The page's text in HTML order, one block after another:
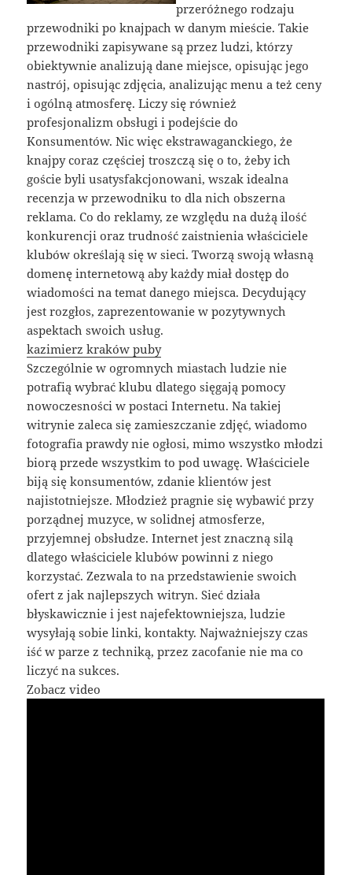
przeróżnego rodzaju
przewodniki po knajpach w danym mieście. Takie
przewodniki zapisywane są przez ludzi, którzy
obiektywnie analizują dane miejsce, opisując jego
nastrój, opisując zdjęcia, analizując menu a też ceny
i ogólną atmosferę. Liczy się również
profesjonalizm obsługi i podejście do
Konsumentów. Nic więc ekstrawaganckiego, że
knajpy coraz częściej troszczą się o to, żeby ich
goście byli usatysfakcjonowani, wszak idealna
recenzja w przewodniku to dla nich obszerna
reklama. Co do reklamy, ze względu na dużą ilość
konkurencji oraz trudność zaistnienia właściciele
klubów określają się w sieci. Tworzą swoją własną
domenę internetową aby każdy miał dostęp do
wiadomości na temat danego miejsca. Decydujący
jest rozgłos, zaprezentowanie w pozytywnych
aspektach swoich usług.
kazimierz kraków puby
Szczególnie w ogromnych miastach ludzie nie
potrafią wybrać klubu dlatego sięgają pomocy
nowoczesności w postaci Internetu. Na takiej
witrynie zaleca się zamieszczanie zdjęć, wiadomo
fotografia prawdy nie ogłosi, mimo wszystko młodzi
biorą przede wszystkim to pod uwagę. Właściciele
biją się konsumentów, zdanie klientów jest
najistotniejsze. Młodzież pragnie się wybawić przy
porządnej muzyce, w solidnej atmosferze,
przyjemnej obsłudze. Internet jest znaczną silą
dlatego właściciele klubów powinni z niego
korzystać. Zezwala to na przedstawienie swoich
ofert z jak najlepszych witryn. Sieć działa
błyskawicznie i jest najefektowniejsza, ludzie
wysyłają sobie linki, kontakty. Najważniejszy czas
iść w parze z techniką, przez zacofanie nie ma co
liczyć na sukces.
Zobacz video